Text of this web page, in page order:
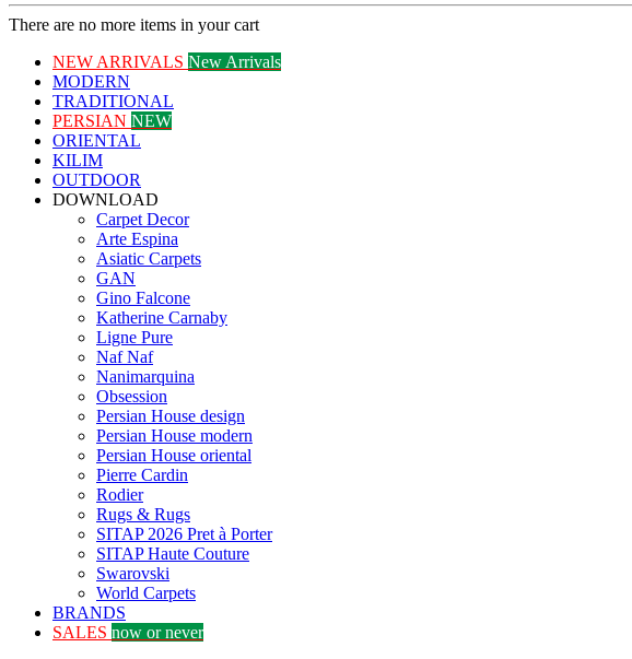
There are no more items in your cart
NEW ARRIVALS New Arrivals
MODERN
TRADITIONAL
PERSIAN NEW
ORIENTAL
KILIM
OUTDOOR
DOWNLOAD
Carpet Decor
Arte Espina
Asiatic Carpets
GAN
Gino Falcone
Katherine Carnaby
Ligne Pure
Naf Naf
Nanimarquina
Obsession
Persian House design
Persian House modern
Persian House oriental
Pierre Cardin
Rodier
Rugs & Rugs
SITAP 2026 Pret à Porter
SITAP Haute Couture
Swarovski
World Carpets
BRANDS
SALES now or never